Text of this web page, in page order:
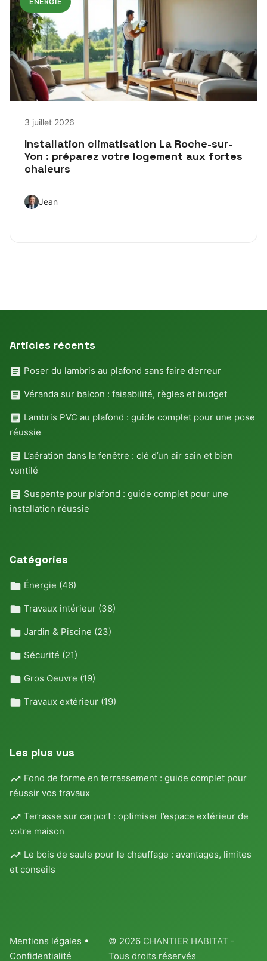
3 juillet 2026
Installation climatisation La Roche-sur-
Yon : préparez votre logement aux fortes
chaleurs
Jean
Articles récents
Poser du lambris au plafond sans faire d’erreur
Véranda sur balcon : faisabilité, règles et budget
Lambris PVC au plafond : guide complet pour une pose
réussie
L’aération dans la fenêtre : clé d’un air sain et bien
ventilé
Suspente pour plafond : guide complet pour une
installation réussie
Catégories
Énergie (46)
Travaux intérieur (38)
Jardin & Piscine (23)
Sécurité (21)
Gros Oeuvre (19)
Travaux extérieur (19)
Les plus vus
Fond de forme en terrassement : guide complet pour
réussir vos travaux
Terrasse sur carport : optimiser l’espace extérieur de
votre maison
Le bois de saule pour le chauffage : avantages, limites
et conseils
Mentions légales •
Confidentialité
© 2026 CHANTIER HABITAT -
Tous droits réservés